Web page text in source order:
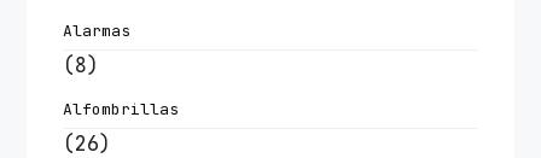
Alarmas
(8)
Alfombrillas
(26)